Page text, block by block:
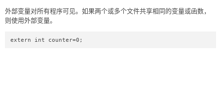
外部变量对所有程序可见。如果两个或多个文件共享相同的变量或函数，
则使用外部变量。
extern int counter=0;